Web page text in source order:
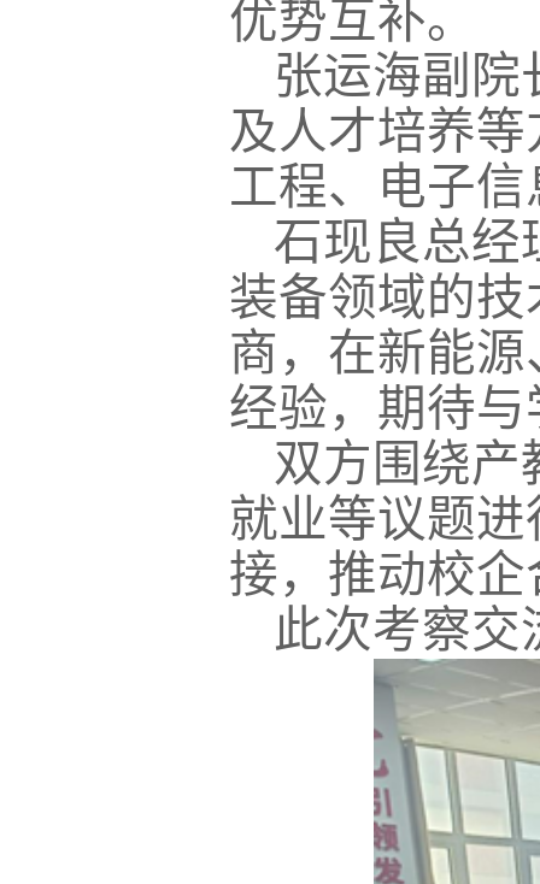
优势互补。
张运海副院
及人才培养
工程、电子
石现良总经
装备领域的
商，在新能
经验，期待
双方围绕产
就业等议题
接，推动校
此次考察交